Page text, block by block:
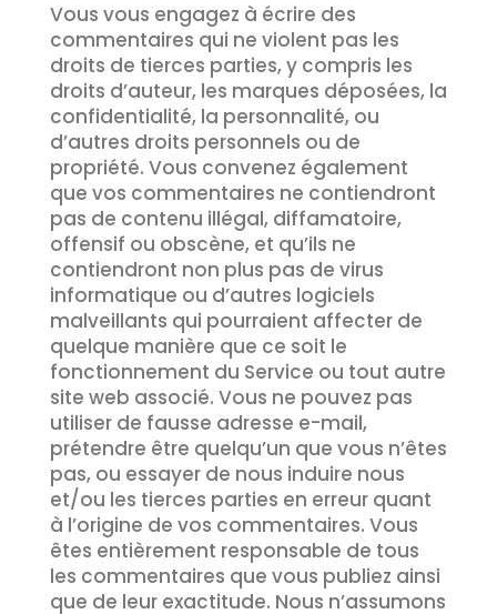
Vous vous engagez à écrire des
commentaires qui ne violent pas les
droits de tierces parties, y compris les
droits d’auteur, les marques déposées, la
confidentialité, la personnalité, ou
d’autres droits personnels ou de
propriété. Vous convenez également
que vos commentaires ne contiendront
pas de contenu illégal, diffamatoire,
offensif ou obscène, et qu’ils ne
contiendront non plus pas de virus
informatique ou d’autres logiciels
malveillants qui pourraient affecter de
quelque manière que ce soit le
fonctionnement du Service ou tout autre
site web associé. Vous ne pouvez pas
utiliser de fausse adresse e-mail,
prétendre être quelqu’un que vous n’êtes
pas, ou essayer de nous induire nous
et/ou les tierces parties en erreur quant
à l’origine de vos commentaires. Vous
êtes entièrement responsable de tous
les commentaires que vous publiez ainsi
que de leur exactitude. Nous n’assumons